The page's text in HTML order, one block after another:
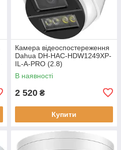
Камера відеоспостереження
Dahua DH-HAC-HDW1249XP-
IL-A-PRO (2.8)
В наявності
2 520 ₴
Купити